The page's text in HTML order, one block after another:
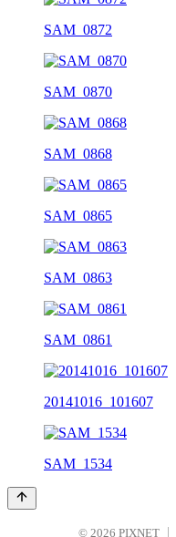
SAM_0872
SAM_0870
SAM_0868
SAM_0865
SAM_0863
SAM_0861
20141016_101607
SAM_1534
© 2026 PIXNET